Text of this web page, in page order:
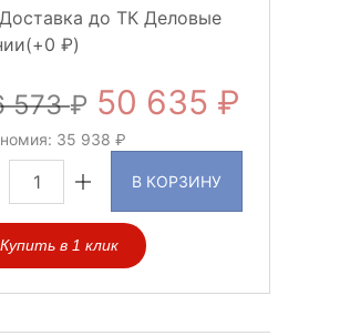
Доставка до ТК Деловые
0 )
573 50 635
35 938
В КОРЗИНУ
Купить в 1 клик